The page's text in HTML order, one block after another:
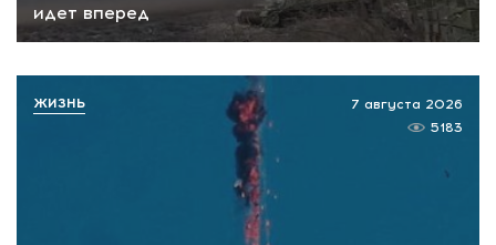
идет вперед
7 августа 2026
5183
ЖИЗНЬ